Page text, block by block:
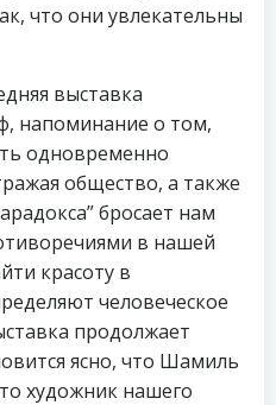
что они увлекательны
выставка
напоминание о том,
одновременно
общество, а также
бросает нам
в нашей
красоту в
человеческое
продолжает
ясно, что Шамиль
художник нашего